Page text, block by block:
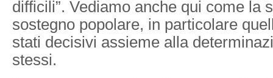
difficili”. Vediamo anche qui come la
sostegno popolare, in particolare
stati decisivi assieme alla
stessi.